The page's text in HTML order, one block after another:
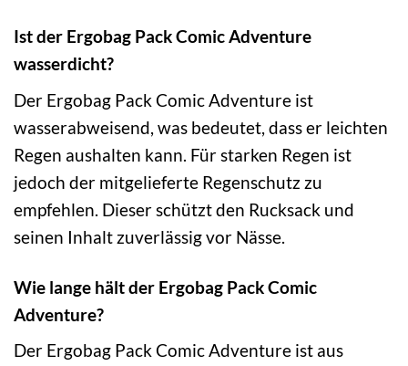
Ist der Ergobag Pack Comic Adventure
wasserdicht?
Der Ergobag Pack Comic Adventure ist
wasserabweisend, was bedeutet, dass er leichten
Regen aushalten kann. Für starken Regen ist
jedoch der mitgelieferte Regenschutz zu
empfehlen. Dieser schützt den Rucksack und
seinen Inhalt zuverlässig vor Nässe.
Wie lange hält der Ergobag Pack Comic
Adventure?
Der Ergobag Pack Comic Adventure ist aus